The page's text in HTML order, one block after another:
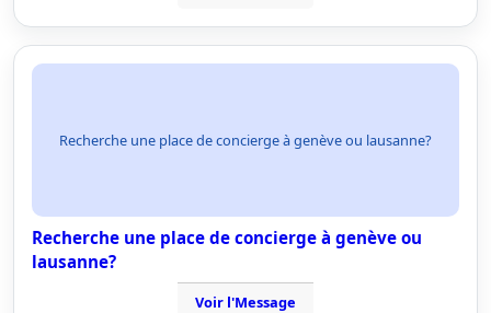
Recherche une place de concierge à genève ou lausanne?
Recherche une place de concierge à genève ou
lausanne?
Voir l'Message